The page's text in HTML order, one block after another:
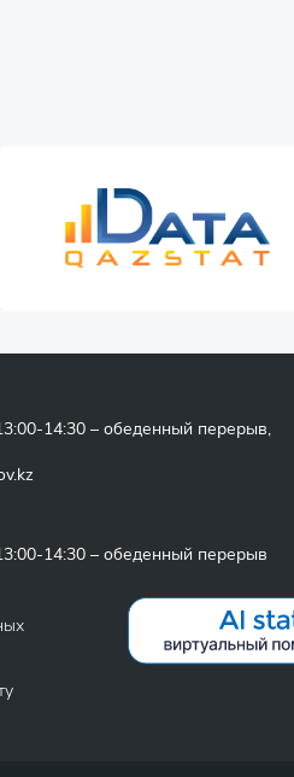
14:30 – обеденный перерыв,
14:30 – обеденный перерыв